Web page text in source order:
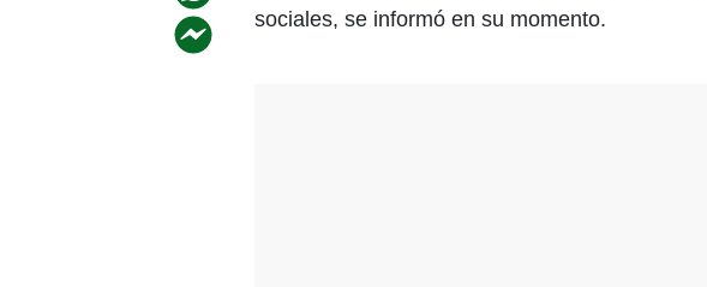
sociales, se informó en su momento.